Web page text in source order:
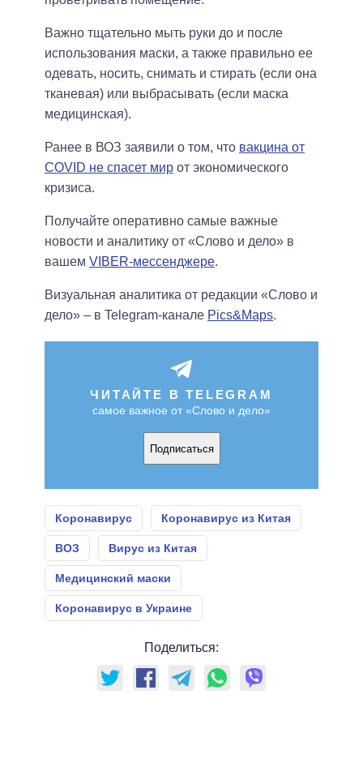
Важно тщательно мыть руки до и после
использования маски, а также правильно ее
одевать, носить, снимать и стирать (если она
тканевая) или выбрасывать (если маска
медицинская).
Ранее в ВОЗ заявили о том, что вакцина от
COVID не спасет мир от экономического
кризиса.
Получайте оперативно самые важные
новости и аналитику от «Слово и дело» в
вашем VIBER-мессенджере.
Визуальная аналитика от редакции «Слово и
дело» – в Telegram-канале Pics&Maps.
ЧИТАЙТЕ В TELEGRAM
самое важное от «Слово и дело»
Подписаться
Коронавирус Коронавирус из Китая
ВОЗ Вирус из Китая
Медицинский маски
Коронавирус в Украине
Поделиться: